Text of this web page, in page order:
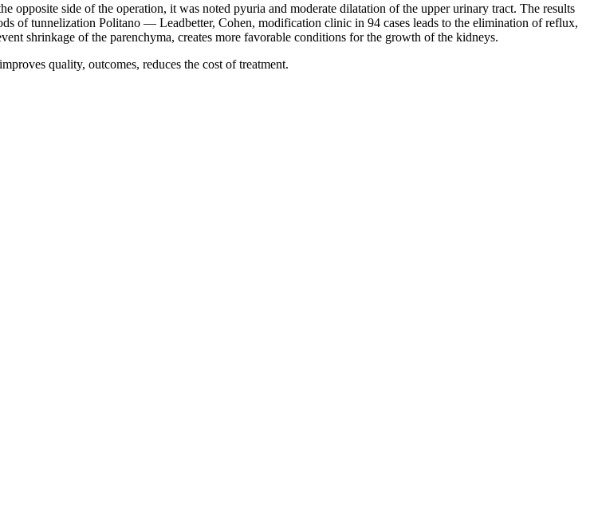
opposite side of the operation, it was noted pyuria and moderate dilatation of the upper urinary tract. The results
of tunnelization Politano — Leadbetter, Cohen, modification clinic in 94 cases leads to the elimination of reflux,
shrinkage of the parenchyma, creates more favorable conditions for the growth of the kidneys.
quality, outcomes, reduces the cost of treatment.